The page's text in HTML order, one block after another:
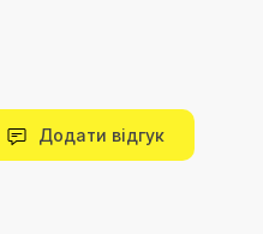
Додати відгук